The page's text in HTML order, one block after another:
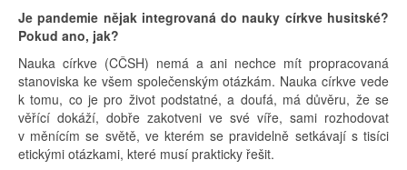
Je pandemie nějak integrovaná do nauky církve husitské?
Pokud ano, jak?
Nauka církve (CČSH) nemá a ani nechce mít propracovaná
stanoviska ke všem společenským otázkám. Nauka církve vede
k tomu, co je pro život podstatné, a doufá, má důvěru, že se
věřící dokáží, dobře zakotveni ve své víře, sami rozhodovat
v měnícím se světě, ve kterém se pravidelně setkávají s tisíci
etickými otázkami, které musí prakticky řešit.